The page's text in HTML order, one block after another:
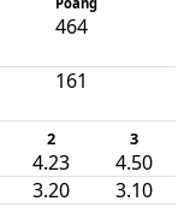
464
161
2 3
4.23 4.50
3.20 3.10